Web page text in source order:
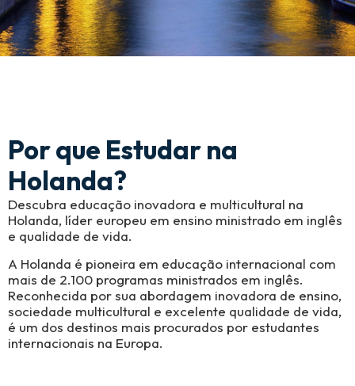
Por que Estudar na
Holanda?
Descubra educação inovadora e multicultural na
Holanda, líder europeu em ensino ministrado em inglês
e qualidade de vida.
A Holanda é pioneira em educação internacional com
mais de 2.100 programas ministrados em inglês.
Reconhecida por sua abordagem inovadora de ensino,
sociedade multicultural e excelente qualidade de vida,
é um dos destinos mais procurados por estudantes
internacionais na Europa.